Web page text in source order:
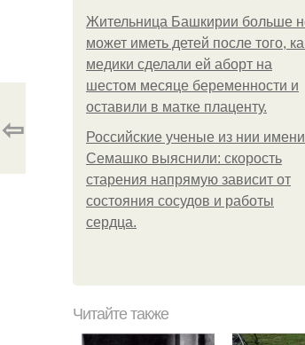
Жительница Башкирии больше
может иметь детей после того,
медики сделали ей аборт на
шестом месяце беременности и
оставили в матке плаценту.
Российские ученые из нии имени
Семашко выяснили: скорость
старения напрямую зависит от
состояния сосудов и работы
сердца.
⇦
Читайте также